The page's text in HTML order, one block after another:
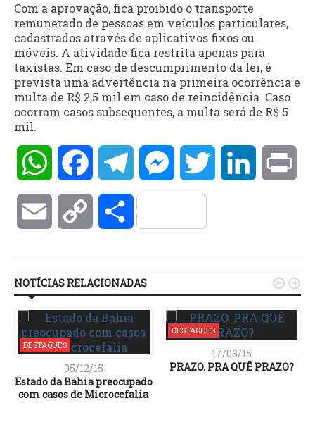
Com a aprovação, fica proibido o transporte
remunerado de pessoas em veículos particulares,
cadastrados através de aplicativos fixos ou
móveis. A atividade fica restrita apenas para
taxistas. Em caso de descumprimento da lei, é
prevista uma advertência na primeira ocorrência e
multa de R$ 2,5 mil em caso de reincidência. Caso
ocorram casos subsequentes, a multa será de R$ 5
mil.
WhatsAppFacebookTelegramMessengerTwitter LinkedIn
Email Copy Compartilhar
NOTÍCIAS RELACIONADAS
DESTAQUES
05/12/15
Estado da Bahia preocupado
com casos de Microcefalia
DESTAQUES
17/03/15
PRAZO. PRA QUÊ PRAZO?‏
 